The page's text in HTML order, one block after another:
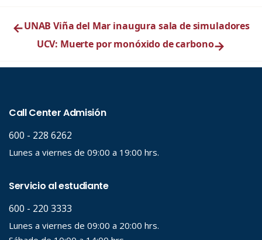
←UNAB Viña del Mar inaugura sala de simuladores
UCV: Muerte por monóxido de carbono→